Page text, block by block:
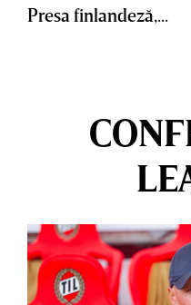
Presa finlandeză,...